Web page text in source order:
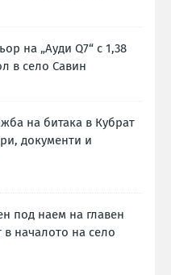
на „Ауди Q7“ с 1,38
в село Савин
на битака в Кубрат
документи и
под наем на главен
в началото на село